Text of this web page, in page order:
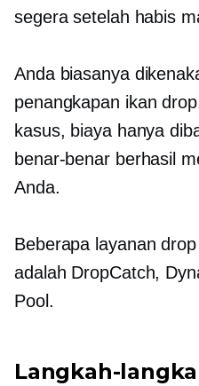
segera setelah habis
Anda biasanya
penangkapan ikan
kasus, biaya hanya
benar-benar berhasil
Anda.
Beberapa layanan
adalah DropCatch,
Pool.
Langkah-